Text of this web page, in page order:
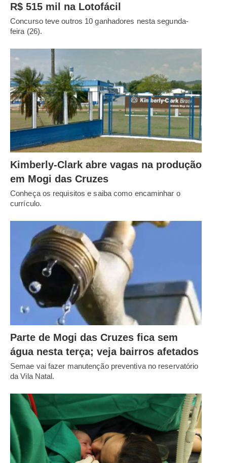
R$ 515 mil na Lotofácil
Concurso teve outros 10 ganhadores nesta segunda-
feira (26).
Kimberly-Clark abre vagas na produção
em Mogi das Cruzes
Conheça os requisitos e saiba como encaminhar o
currículo.
Parte de Mogi das Cruzes fica sem
água nesta terça; veja bairros afetados
Semae vai fazer manutenção preventiva no reservatório
da Vila Natal.